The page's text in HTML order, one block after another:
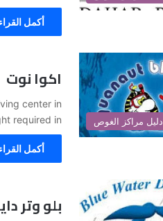
أكمل
دليل مراكز الغوص
اكوا نوت
center in
required in…
أكمل
بلو وتر